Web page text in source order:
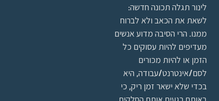
לינור תגלה תכונה חדשה:
לשאת את הכאב ולא לברוח
ממנו. הרי הסיבה מדוע אנשים
מעדיפים להיות עסוקים כל
הזמן או להיות מכורים
לסם/אינטרנט/עבודה, היא
בכדי שלא ישאר זמן ריק, כי